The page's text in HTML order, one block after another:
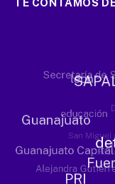
TE CONTAMOS